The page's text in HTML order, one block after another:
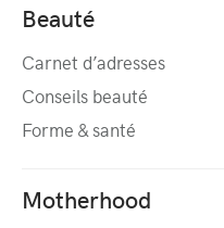
Beauté
Carnet d’adresses
Conseils beauté
Forme & santé
Motherhood